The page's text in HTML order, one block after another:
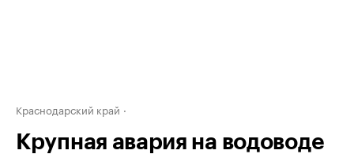
Краснодарский край
Крупная авария на водоводе